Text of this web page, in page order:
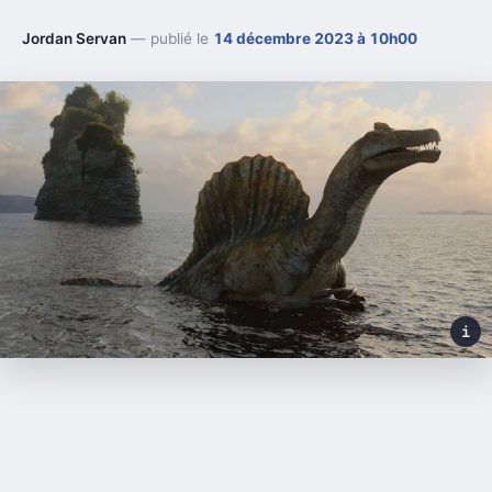
Jordan Servan — publié le 14 décembre 2023 à 10h00
i